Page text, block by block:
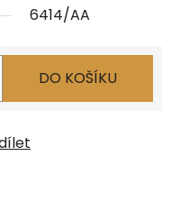
6414/AA
DO KOŠÍKU